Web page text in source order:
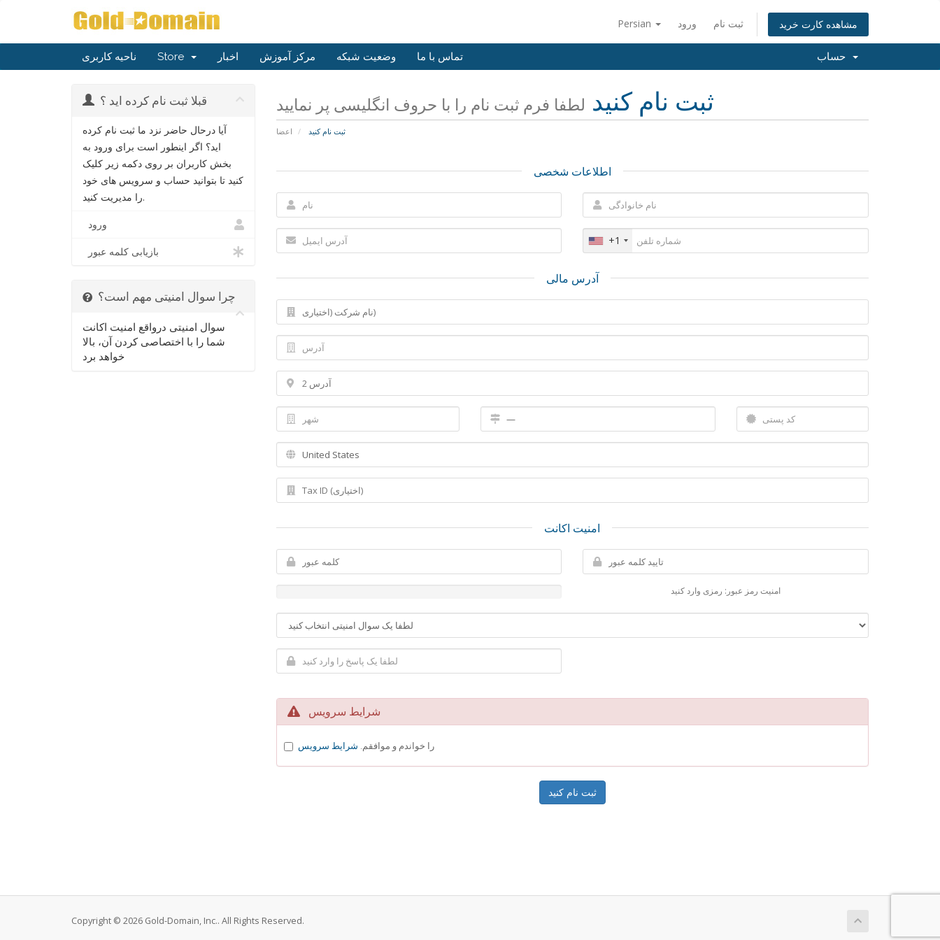
Persian ورود ثبت نام مشاهده کارت خرید
ناحیه کاربری Store اخبار مرکز آموزش وضعیت شبکه تماس با ما
ثبت نام کنید لطفا فرم ثبت نام را با حروف انگلیسی پر نمایید
اعضا ثبت نام کنید
قبلا ثبت نام کرده اید ؟
آیا درحال حاضر نزد ما ثبت نام کرده
اید؟ اگر اینطور است برای ورود به
بخش کاربران بر روی دکمه زیر کلیک
کنید تا بتوانید حساب و سرویس های خود
را مدیریت کنید.
ورود
بازیابی کلمه عبور
اطلاعات شخصی
+1
آدرس مالی
امنیت اکانت
امنیت رمز عبور: رمزی وارد کنید
شرایط سرویس
را خواندم و موافقم. شرایط سرویس
چرا سوال امنیتی مهم است؟
سوال امنیتی درواقع امنیت اکانت
شما را با اختصاصی کردن آن، بالا
خواهد برد
Copyright © 2026 Gold-Domain, Inc.. All Rights Reserved.